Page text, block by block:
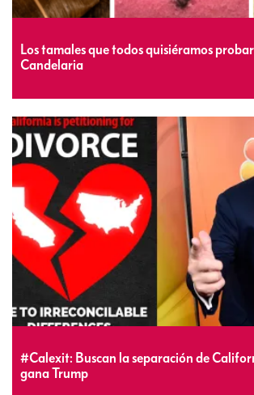
Los tamales que todos quisiéramos
Candelaria
#Calexit: Buscan la separación de
gana Trump